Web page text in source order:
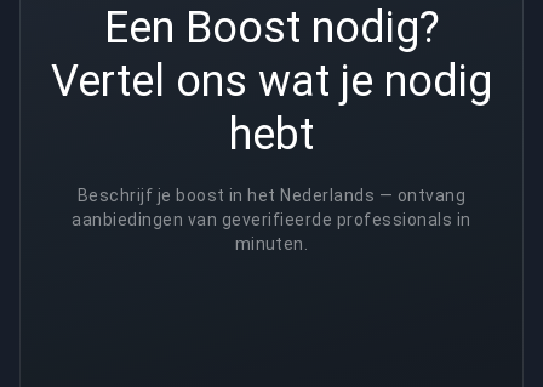
Een Boost nodig?
Vertel ons wat je nodig
hebt
Beschrijf je boost in het Nederlands — ontvang
aanbiedingen van geverifieerde professionals in
minuten.